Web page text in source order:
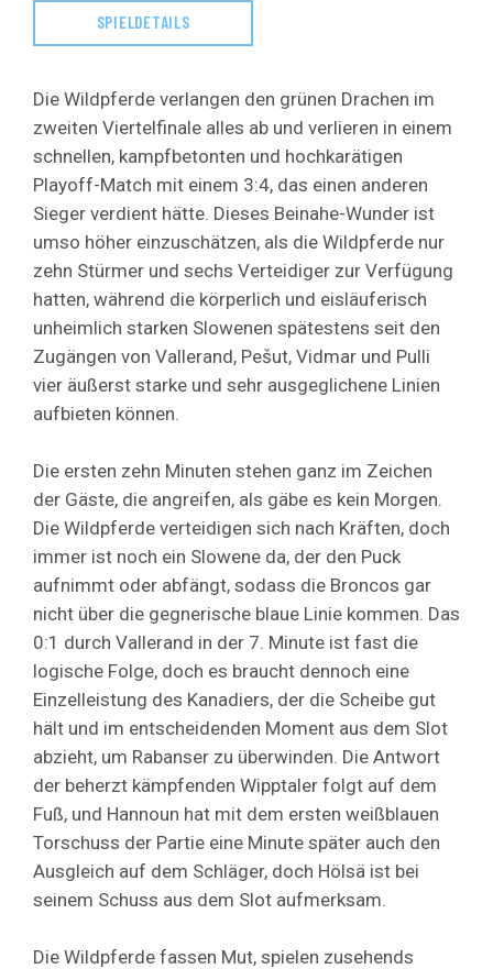
SPIELDETAILS
Die Wildpferde verlangen den grünen Drachen im
zweiten Viertelfinale alles ab und verlieren in einem
schnellen, kampfbetonten und hochkarätigen
Playoff-Match mit einem 3:4, das einen anderen
Sieger verdient hätte. Dieses Beinahe-Wunder ist
umso höher einzuschätzen, als die Wildpferde nur
zehn Stürmer und sechs Verteidiger zur Verfügung
hatten, während die körperlich und eisläuferisch
unheimlich starken Slowenen spätestens seit den
Zugängen von Vallerand, Pešut, Vidmar und Pulli
vier äußerst starke und sehr ausgeglichene Linien
aufbieten können.
Die ersten zehn Minuten stehen ganz im Zeichen
der Gäste, die angreifen, als gäbe es kein Morgen.
Die Wildpferde verteidigen sich nach Kräften, doch
immer ist noch ein Slowene da, der den Puck
aufnimmt oder abfängt, sodass die Broncos gar
nicht über die gegnerische blaue Linie kommen. Das
0:1 durch Vallerand in der 7. Minute ist fast die
logische Folge, doch es braucht dennoch eine
Einzelleistung des Kanadiers, der die Scheibe gut
hält und im entscheidenden Moment aus dem Slot
abzieht, um Rabanser zu überwinden. Die Antwort
der beherzt kämpfenden Wipptaler folgt auf dem
Fuß, und Hannoun hat mit dem ersten weißblauen
Torschuss der Partie eine Minute später auch den
Ausgleich auf dem Schläger, doch Hölsä ist bei
seinem Schuss aus dem Slot aufmerksam.
Die Wildpferde fassen Mut, spielen zusehends